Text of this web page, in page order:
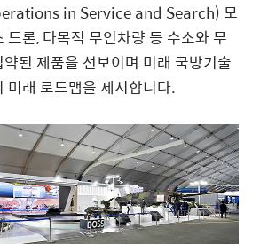
in Service and Search) 모
드론, 다목적 무인차량 등 수소와 무
된 제품을 선보이며 미래 국방기술
미래 로드맵을 제시합니다.